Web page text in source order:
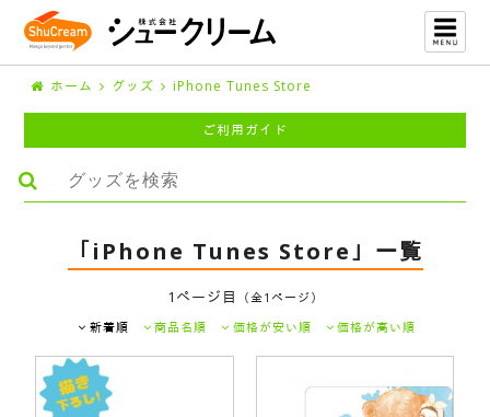
ホーム グッズ iPhone Tunes Store
ご利用ガイド
「iPhone Tunes Store」一覧
1ページ目
（全1ページ）
新着順
商品名順 価格が安い順 価格が高い順